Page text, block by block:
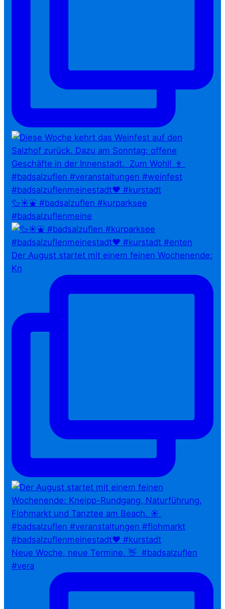
🦆☀️⛲ #badsalzuflen #kurparksee
#badsalzuflenmeine
Der August startet mit einem feinen Wochenende:
Kn
Neue Woche, neue Termine. 👋⁠ ⁠ #badsalzuflen
#vera